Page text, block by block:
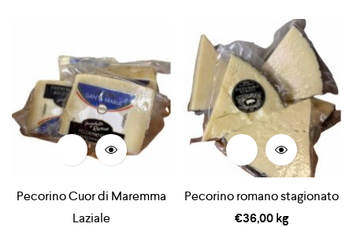
Pecorino Cuor di Maremma
Laziale
Pecorino romano stagionato
€36,00kg